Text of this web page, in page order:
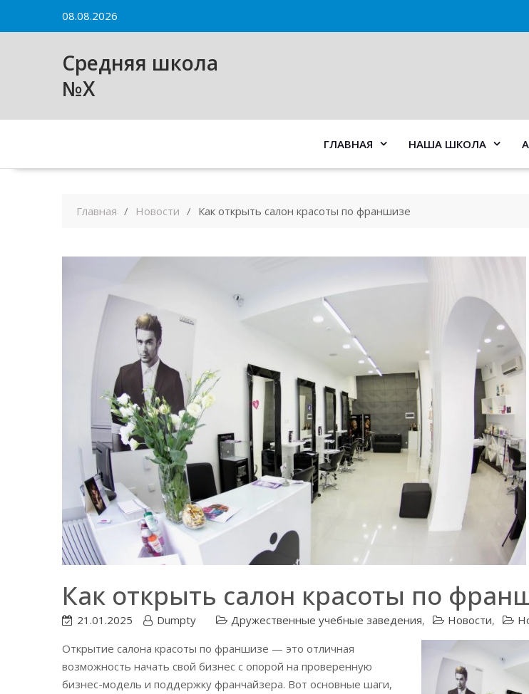
08.08.2026
Средняя школа
№X
ГЛАВНАЯ НАША ШКОЛА
Главная Новости Как открыть салон красоты по франшизе
Как открыть салон красоты по
21.01.2025 Dumpty Дружественные учебные заведения, Новости,
Открытие салона красоты по франшизе — это отличная
возможность начать свой бизнес с опорой на проверенную
бизнес-модель и поддержку франчайзера. Вот основные шаги,